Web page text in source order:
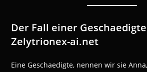
Der Fall einer
Zelytrionex-ai.net
Eine Geschaedigte, nennen wir sie